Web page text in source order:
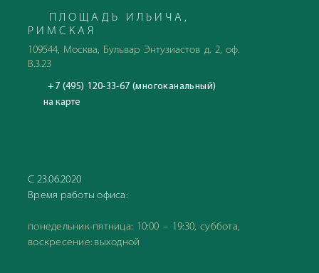
ПЛОЩАДЬ ИЛЬИЧА,
РИМСКАЯ
109544, Москва, Бульвар Энтузиастов д. 2, оф.
В.3.23
+7 (495) 120-33-67 (многоканальный)
на карте
С 23.06.2020
Время работы офиса:
понедельник-пятница: 10:00 – 19:30, суббота,
воскресение: выходной